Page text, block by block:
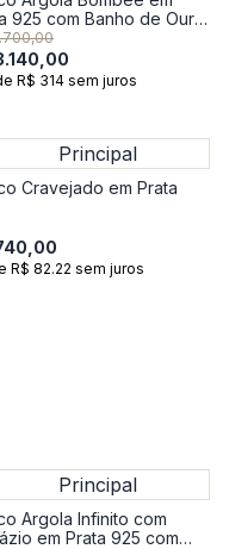
925 com Banho de Ouro
18k
R$ 314 sem juros
Cravejado em Prata
R$ 82.22 sem juros
Argola Infinito com
em Prata 925 com